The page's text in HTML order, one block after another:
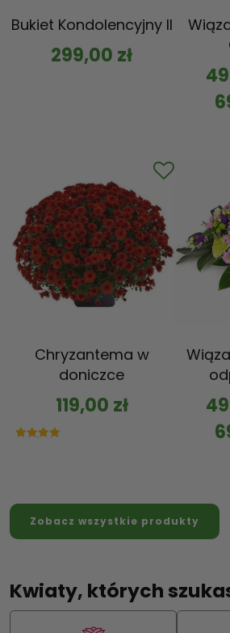
Bukiet Kondolencyjny II
299,00 zł
Chryzantema w
doniczce
119,00 zł
Zobacz wszystkie produkty
Kwiaty, których